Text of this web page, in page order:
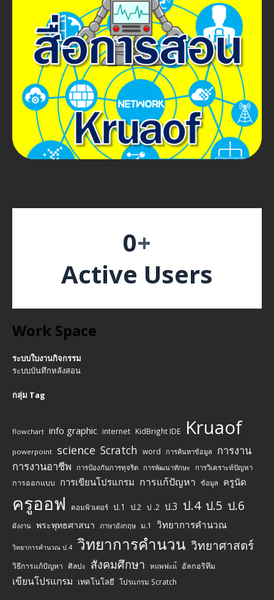
0+
Active Users
Work Space
ระบบใบงานกิจกรรม
ระบบบันทึกหลังสอน
กลุ่ม Tag
flowchart info graphic internet KidBright IDE Kruaof
powerpoint science Scratch word การค้นหาข้อมูล
การงาน
การงานอาชีพ
การป้องกันการทุจริต การพัฒนาทักษะ การวิเคราะห์ปัญหา
การออกแบบ การเขียนโปรแกรม การแก้ปัญหา ข้อมูล ครูนัด
ครูออฟ คอมพิวเตอร์ ป.1 ป.2 ป .2 ป.3 ป.4 ป.5 ป.6
ผังงาน พระพุทธศาสนา ภาษาอังกฤษ ม.1 วิทยาการคำนวณ
วิทยาการคำนวณ ป.4 วิทยาการคำนวน วิทยาศาสตร์
วิธีการแก้ปัญหา ศิลปะ สังคมศึกษา หแพฟะแ้ อัลกอริทึม
เขียนโปรแกรม เทคโนโลยี โปรแกรม Scratch